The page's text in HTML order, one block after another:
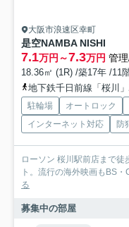
大阪市浪速区幸町
是空NAMBA NISHI
7.1万円～7.3万円 管
18.36㎡ (1R) /築17年 /11
地下鉄千日前線「桜川
駐輪場 オートロック
インターネット対応
防
ローソン 桜川駅前店まで
ト。流行の海外映画もBS
る
募集中の部屋